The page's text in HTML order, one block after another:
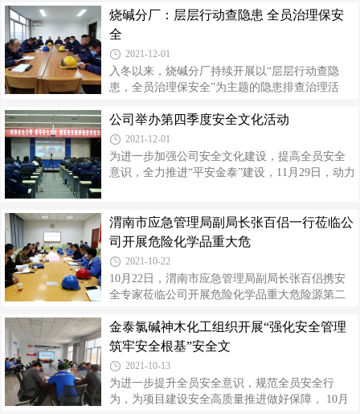
（HAZOP)评价的核心理论知识，节点划分、偏差
确定、分析原因、确定后果及风险评估等，分步
骤进行了要点讲解，同时详细介绍了事故树等其
他风
抓好分厂安全生产工作，制定学习计划及活动方
案，分厂全员的安全意识有了显著提高，设备及
生产情况安全平稳运行。将“思想教育”与“安全教
育”相融合。以学习《杜邦安全管理》为抓手，要
求所有党员干部在支部会议、班前班后会、周一
安全例会讲述学习心得，及时开展《杜邦安全管
理》阶段性总结交流讨论会，将杜邦“十大安全理
念”等知识纳入员工季度、年度考试重点，检验学
习成果。年底开展评比活动，
烧碱分厂：层层行动查隐患 全员治理保安
全
2021-12-01
入冬以来，烧碱分厂持续开展以“层层行动查隐
患，全员治理保安全”为主题的隐患排查治理活
置长周期安全稳定运行。守好安全“两道门”。以双
重预防机制为抓手，分厂抓住季节特点和技术工
艺升级的变化，突出重点部位和薄弱环节检查，
全面排查基础设施、日常安全管理、关键作业环
典型事故案例、动员全员针对事故发生原因、特
点、规律，全过程、全方位开展隐患排查治理。
利用公司隐患排查治理系统，对检查出
公司举办第四季度安全文化活动
2021-12-01
为进一步加强公司安全文化建设，提高全员安全
意识，全力推进“平安金泰”建设，11月29日，动力
四季度安全文化演讲比赛如期举行。演讲活动在
储运分厂选送的《安全大于天》歌声中拉开序
绕“培养安全习惯 倡导安全文化 提高安全素养”主
题，紧密联系生产实际，从不同的角度，用不同
的事故案例，阐述了安全生产的重要性和生命大
于天的理念，阐明了生命之宝贵、安全之重要，
用真情传递着自身对安全的理解，号召全
渭南市应急管理局副局长张百侣一行莅临公
司开展危险化学品重大危
2021-10-22
10月22日，渭南市应急管理局副局长张百侣携安
全专家莅临公司开展危险化学品重大危险源第二
升，榆林市应急管理局、米脂县应急管理局、公
司相关部门及人员陪同检查。会上，高万升从硬
件投入、软件管理两个方面，着重介绍了公司落
实重大危险源安全包保责任制情况、点对点隐患
排查、中层管理干部倒班、公司领导包片帮扶、
一级标准化创建、双重预防机制提升等重大危险
金泰氯碱神木化工组织开展“强化安全管理
筑牢安全根基”安全文
2021-10-13
为进一步提升全员安全意识，规范全员安全行
为，为项目建设安全高质量推进做好保障， 10月